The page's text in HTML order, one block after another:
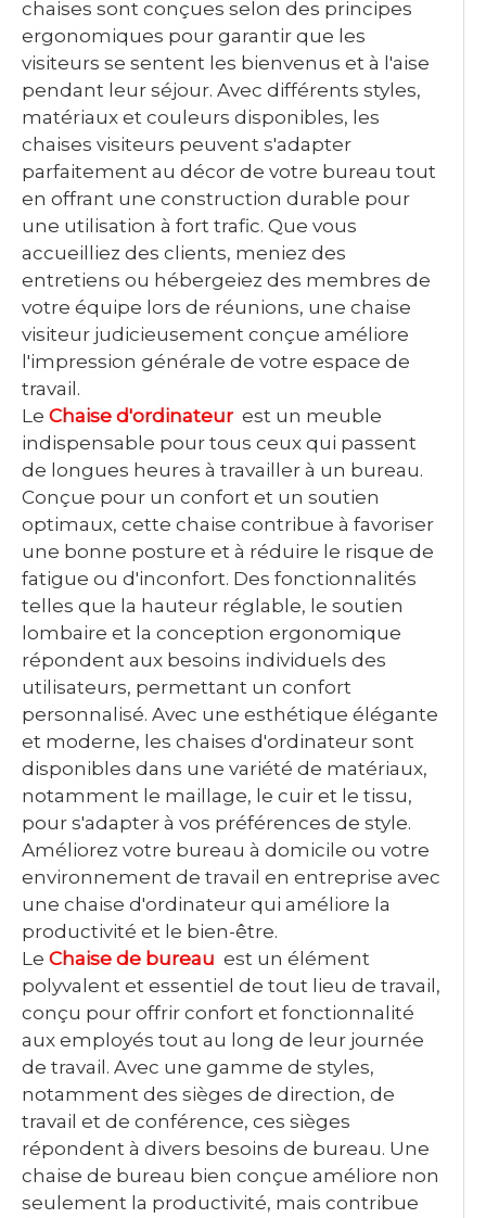
chaises sont conçues selon des principes
ergonomiques pour garantir que les
visiteurs se sentent les bienvenus et à l'aise
pendant leur séjour. Avec différents styles,
matériaux et couleurs disponibles, les
chaises visiteurs peuvent s'adapter
parfaitement au décor de votre bureau tout
en offrant une construction durable pour
une utilisation à fort trafic. Que vous
accueilliez des clients, meniez des
entretiens ou hébergeiez des membres de
votre équipe lors de réunions, une chaise
visiteur judicieusement conçue améliore
l'impression générale de votre espace de
travail.
Le Chaise d'ordinateur est un meuble
indispensable pour tous ceux qui passent
de longues heures à travailler à un bureau.
Conçue pour un confort et un soutien
optimaux, cette chaise contribue à favoriser
une bonne posture et à réduire le risque de
fatigue ou d'inconfort. Des fonctionnalités
telles que la hauteur réglable, le soutien
lombaire et la conception ergonomique
répondent aux besoins individuels des
utilisateurs, permettant un confort
personnalisé. Avec une esthétique élégante
et moderne, les chaises d'ordinateur sont
disponibles dans une variété de matériaux,
notamment le maillage, le cuir et le tissu,
pour s'adapter à vos préférences de style.
Améliorez votre bureau à domicile ou votre
environnement de travail en entreprise avec
une chaise d'ordinateur qui améliore la
productivité et le bien-être.
Le Chaise de bureau est un élément
polyvalent et essentiel de tout lieu de travail,
conçu pour offrir confort et fonctionnalité
aux employés tout au long de leur journée
de travail. Avec une gamme de styles,
notamment des sièges de direction, de
travail et de conférence, ces sièges
répondent à divers besoins de bureau. Une
chaise de bureau bien conçue améliore non
seulement la productivité, mais contribue